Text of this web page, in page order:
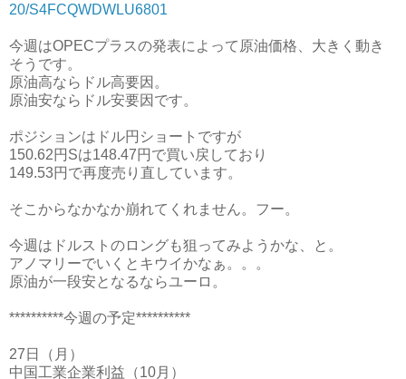
20/S4FCQWDWLU6801
今週はOPECプラスの発表によって原油価格、大きく動き
そうです。
原油高ならドル高要因。
原油安ならドル安要因です。
ポジションはドル円ショートですが
150.62円Sは148.47円で買い戻しており
149.53円で再度売り直しています。
そこからなかなか崩れてくれません。フー。
今週はドルストのロングも狙ってみようかな、と。
アノマリーでいくとキウイかなぁ。。。
原油が一段安となるならユーロ。
**********今週の予定**********
27日（月）
中国工業企業利益（10月）